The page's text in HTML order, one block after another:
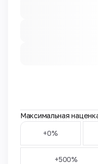
Максимальная
+0%
+500%